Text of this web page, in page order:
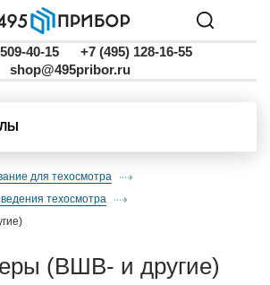
40-15
+7 (495) 128-16-55
shop@495pribor.ru
для техосмотра
техосмотра
(ВШВ- и другие)